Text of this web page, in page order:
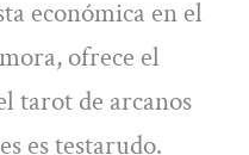
económica en el
ofrece el
tarot de arcanos
es testarudo.